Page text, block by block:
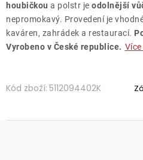
houbičkou a polstr je odolnější
nepromokavý. Provedení je
kaváren, zahrádek a restaurací.
Vyrobeno v České republice.
Kód zboží: 5112094402K